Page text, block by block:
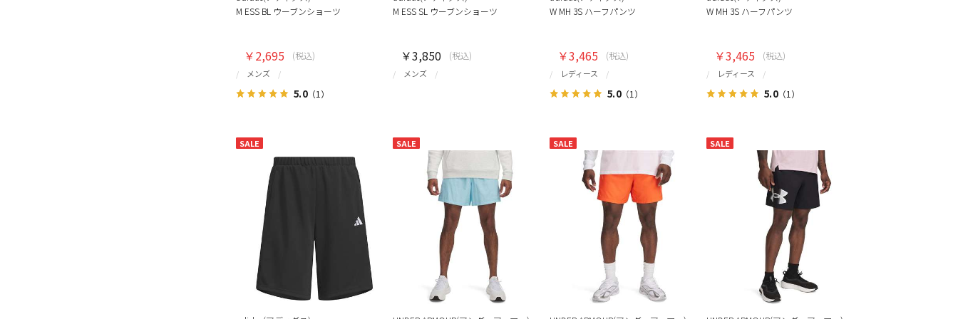
M ESS BL ウーブンショーツ
メンズ
5.0（1）
￥2,695 (税込)
M ESS SL ウーブンショーツ
メンズ
￥3,850 (税込)
W MH 3S ハーフパンツ
レディース
5.0（1）
￥3,465 (税込)
W MH 3S ハーフパンツ
レディース
5.0（1）
￥3,465 (税込)
SALE SALE SALE SALE